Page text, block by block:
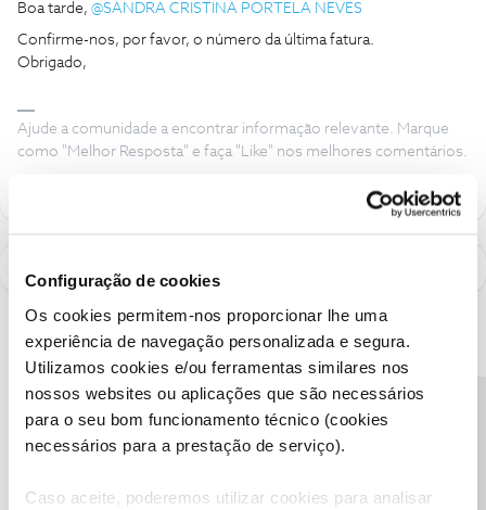
Configuração de cookies
Os cookies permitem-nos proporcionar lhe uma
experiência de navegação personalizada e segura.
Utilizamos cookies e/ou ferramentas similares nos
nossos websites ou aplicações que são necessários
para o seu bom funcionamento técnico (cookies
necessários para a prestação de serviço).
Caso aceite, poderemos utilizar cookies para analisar
Boa tarde, ​ @SANDRA CRISTINA PORTELA NEVES
Confirme-nos, por favor, o número da última fatura.
Obrigado,
Ajude a comunidade a encontrar informação relevante. Marque
como "Melhor Resposta" e faça "Like" nos melhores comentários.